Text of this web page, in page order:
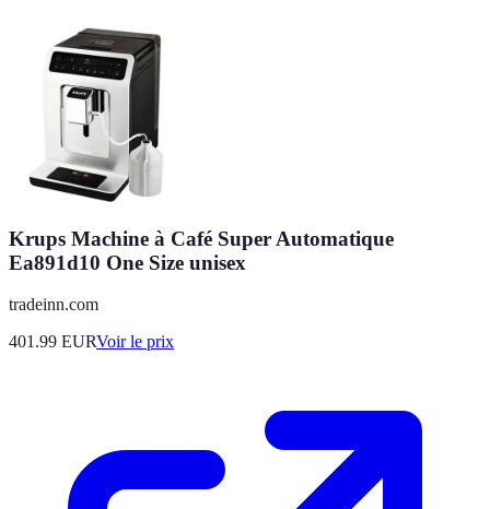
Krups Machine à Café Super Automatique
Ea891d10 One Size unisex
tradeinn.com
401.99 EURVoir le prix